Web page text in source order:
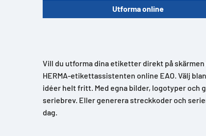
Utforma online
Vill du utforma dina etiketter direkt på
HERMA-etikettassistenten online EAO. Välj
idéer helt fritt. Med egna bilder, logotyper och
seriebrev. Eller generera streckkoder och
dag.